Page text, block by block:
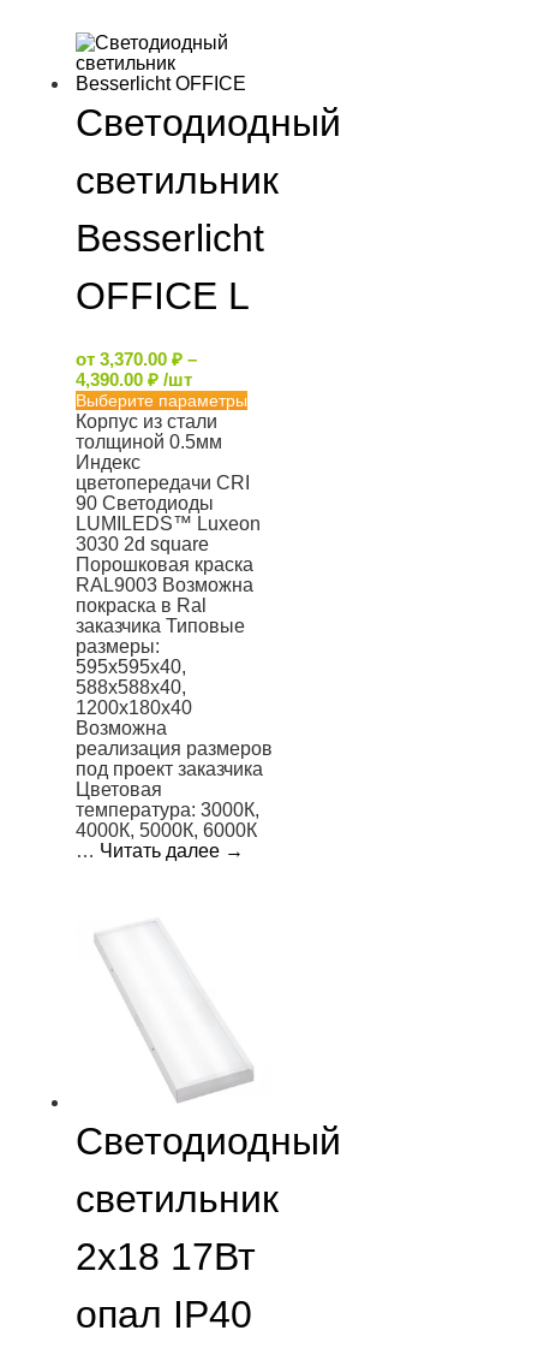
Светодиодный
светильник
Besserlicht
OFFICE L
от 3,370.00 ₽ –
4,390.00 ₽ /шт
Выберите параметры
Корпус из стали
толщиной 0.5мм
Индекс
цветопередачи CRI
90 Светодиоды
LUMILEDS™ Luxeon
3030 2d square
Порошковая краска
RAL9003 Возможна
покраска в Ral
заказчика Типовые
размеры:
595x595x40,
588x588x40,
1200х180х40
Возможна
реализация размеров
под проект заказчика
Цветовая
температура: 3000К,
4000К, 5000К, 6000К
… Читать далее →
Светодиодный
светильник
2х18 17Вт
опал IP40